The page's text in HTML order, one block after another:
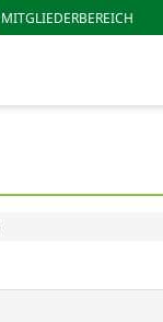
MITGLIEDERBEREICH